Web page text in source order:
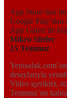
App Store’dan
Google Play’dan
App Galeri ile
Mikro Siteler
15 Temmuz
detaylarıyla
Video içerikler,
Temmuz’un